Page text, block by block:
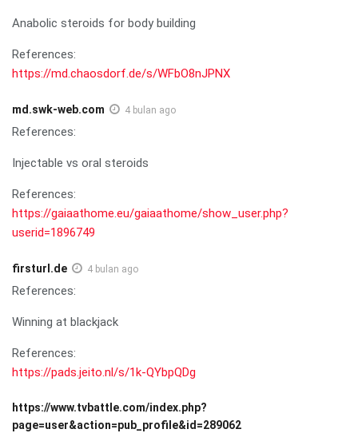
Anabolic steroids for body building
References:
https://md.chaosdorf.de/s/WFbO8nJPNX
md.swk-web.com 4 bulan ago
References:
Injectable vs oral steroids
References:
https://gaiaathome.eu/gaiaathome/show_user.php?
userid=1896749
firsturl.de 4 bulan ago
References:
Winning at blackjack
References:
https://pads.jeito.nl/s/1k-QYbpQDg
https://www.tvbattle.com/index.php?
page=user&action=pub_profile&id=289062